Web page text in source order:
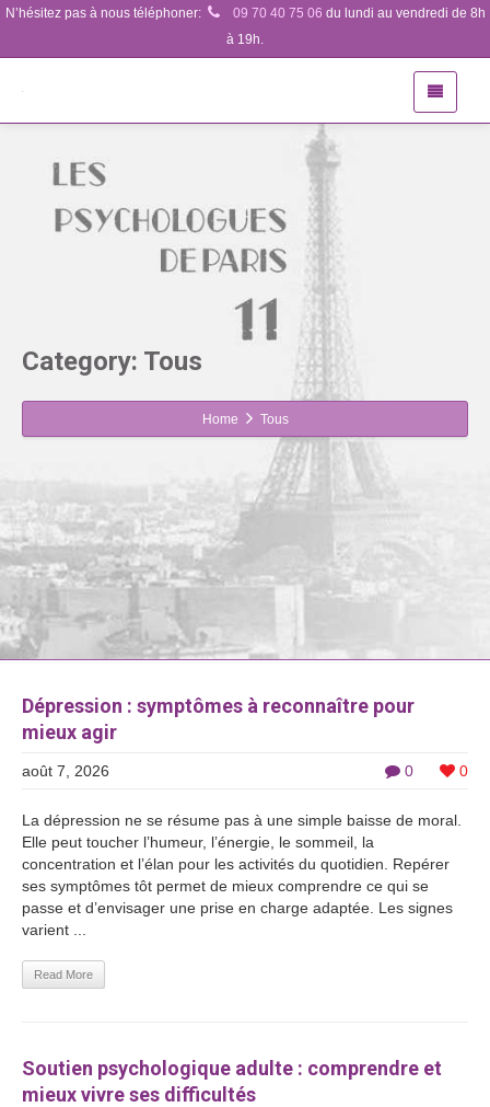
N’hésitez pas à nous téléphoner: 09 70 40 75 06 du lundi au vendredi de 8h
à 19h.
Category: Tous
Home Tous
Dépression : symptômes à reconnaître pour
mieux agir
0 0
août 7, 2026
La dépression ne se résume pas à une simple baisse de moral.
Elle peut toucher l’humeur, l’énergie, le sommeil, la
concentration et l’élan pour les activités du quotidien. Repérer
ses symptômes tôt permet de mieux comprendre ce qui se
passe et d’envisager une prise en charge adaptée. Les signes
varient ...
Read More
Soutien psychologique adulte : comprendre et
mieux vivre ses difficultés